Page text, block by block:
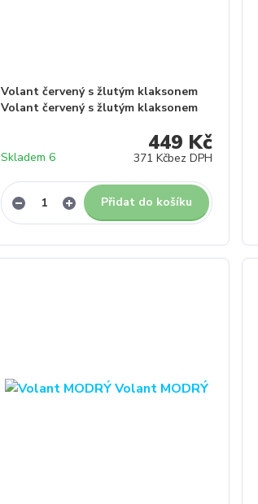
Volant červený s žlutým klaksonem
Volant červený s žlutým klaksonem
449 Kč
371 Kčbez DPH
Skladem 6
Přidat do košíku